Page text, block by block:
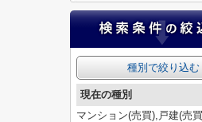
種別で絞り込む
現在の種別
マンション(売買),戸建(売